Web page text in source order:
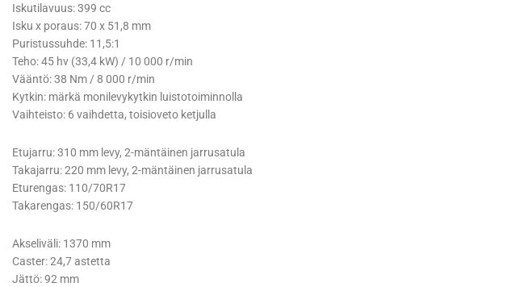
Iskutilavuus: 399 cc
Isku x poraus: 70 x 51,8 mm
Puristussuhde: 11,5:1
Teho: 45 hv (33,4 kW) / 10 000 r/min
Vääntö: 38 Nm / 8 000 r/min
Kytkin: märkä monilevykytkin luistotoiminnolla
Vaihteisto: 6 vaihdetta, toisioveto ketjulla
Etujarru: 310 mm levy, 2-mäntäinen jarrusatula
Takajarru: 220 mm levy, 2-mäntäinen jarrusatula
Eturengas: 110/70R17
Takarengas: 150/60R17
Akseliväli: 1370 mm
Caster: 24,7 astetta
Jättö: 92 mm